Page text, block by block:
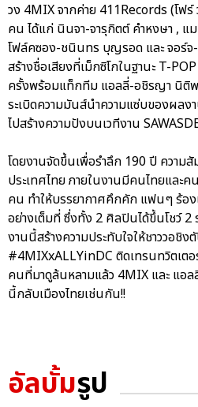
วง 4MIX จากค่าย 411Records (โฟ
คน ได้แก่ นินจา-จารุกิตต์ คำหงษา ,
โฟล์คซอง-ชนินทร บุญรอด และ จอร์จ
สร้างชื่อเสียงที่เม็กซิโกในฐานะ T-
ครั้งพร้อมแท็กทีม แอลลี่-อชิรญา นิติ
ระเบิดความมันส์นำความแซ่บของผล
ไปสร้างความปังบนเวทีงาน
โดยงานจัดขึ้นเพื่อรำลึก 190 ปี ความ
ประเทศไทย ภายในงานมีคนไทยและ
คน ทำให้บรรยากาศคึกคัก แฟนๆ ร้อ
อย่างเต็มที่ ซึ่งทั้ง 2 ศิลปินได้ขึ้นโชว์ 2
งานนี้สร้างความประทับใจให้ชาววอชิ
#4MIXxALLYinDC ติดเทรนทวิตเต
คนที่มาดูล้นหลามแล้ว 4MIX และ แอล
นี้กลับเมืองไทยเช่นกัน!!
อัลบั้มรูป